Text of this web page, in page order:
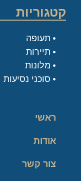
קטגוריות
תעופה
תיירות
מלונות
סוכני נסיעות
ראשי
אודות
צור קשר